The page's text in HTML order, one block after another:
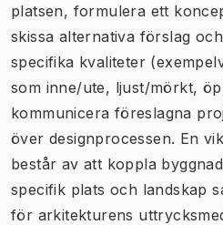
platsen, formulera ett
skissa alternativa förslag
specifika kvaliteter
som inne/ute, ljust/mörkt,
kommunicera föreslagna
över designprocessen. En
består av att koppla
specifik plats och landskap
för arkitekturens